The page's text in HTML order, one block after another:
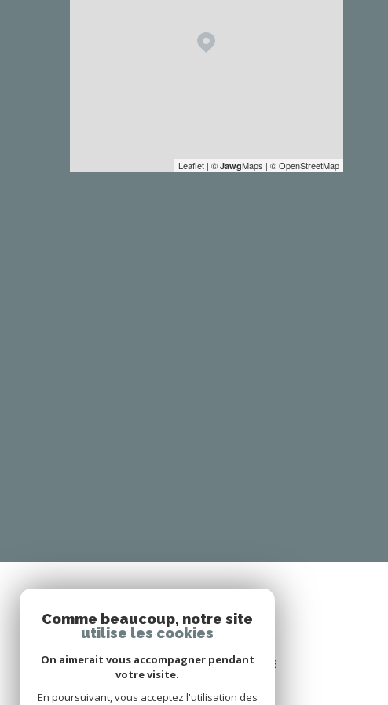
Leaflet |©JawgMaps |© OpenStreetMap
SE CONNECTER
ESPACE PROPRIÉTAIRE
Comme beaucoup, notre site
utilise les cookies
On aimerait vous accompagner pendant
votre visite.
En poursuivant, vous acceptez l'utilisation des